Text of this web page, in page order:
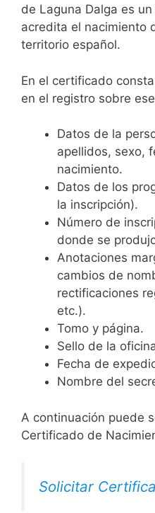
de Laguna Dalga es
acredita el nacimiento
territorio español.
En el certificado
en el registro sobre
Datos de la
apellidos, sexo,
nacimiento.
Datos de los
la inscripción).
Número de
donde se
Anotaciones
cambios de
rectificaciones
etc.).
Tomo y página.
Sello de la
Fecha de
Nombre del
A continuación puede
Certificado de
Solicitar